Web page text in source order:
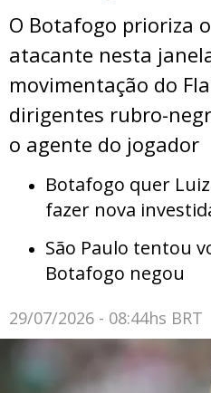
O Botafogo prioriza
atacante nesta
movimentação do
dirigentes rubro-
o agente do jogador
Botafogo quer
fazer nova
São Paulo tentou
Botafogo negou
29/07/2026 - 08:44hs BRT